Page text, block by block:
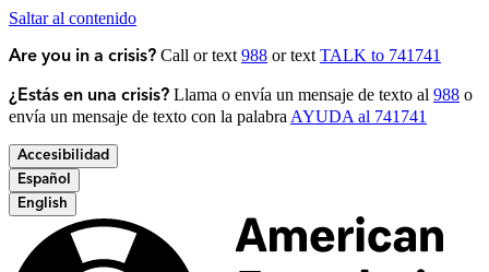
Saltar al contenido
Are you in a crisis? Call or text 988 or text TALK to 741741
¿Estás en una crisis? Llama o envía un mensaje de texto al 988 o
envía un mensaje de texto con la palabra AYUDA al 741741
Accesibilidad
Español
English